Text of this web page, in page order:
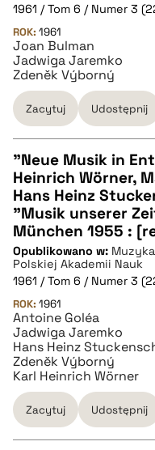
pobierz cytat
BIBTEX
pobierz cytat
1961 / Tom 6 / Numer 3
ROK: 1961
Joan Bulman
Jadwiga Jaremko
Zdeněk Výborný
Zacytuj Udostępnij
CZYSTY TEKST
pobierz cytat
BIBTEX
pobierz cytat
"Neue Musik in
Heinrich Wörner,
Hans Heinz
"Musik unserer
München 1955 :
Opublikowano w:
Polskiej Akademii Nauk
1961 / Tom 6 / Numer 3
ROK: 1961
Antoine Goléa
Jadwiga Jaremko
Hans Heinz
Zdeněk Výborný
Karl Heinrich Wörner
Zacytuj Udostępnij